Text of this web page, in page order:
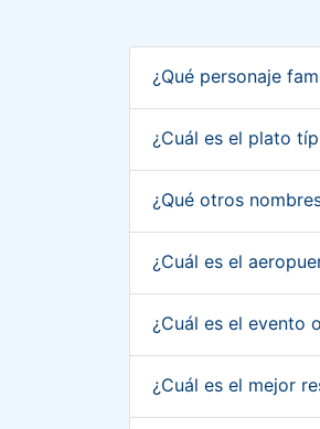
¿Qué personaje
¿Cuál es el plato
¿Qué otros
¿Cuál es el
¿Cuál es el evento
¿Cuál es el mejor